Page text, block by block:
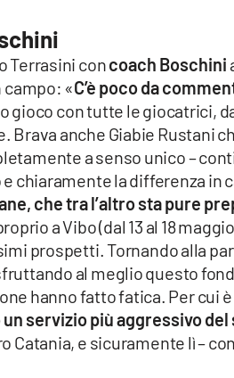
Terrasini concoach Boschini
campo: «C’è poco da
gioco con tutte le giocatrici,
Brava anche Giabie Rustani
a senso unico –
chiaramente la differenza in
che tra l’altro sta pure
a Vibo (dal 13 al 18
prospetti. Tornando alla
al meglio questo
hanno fatto fatica. Per cui è
servizio più aggressivo del
Catania, e sicuramente lì –